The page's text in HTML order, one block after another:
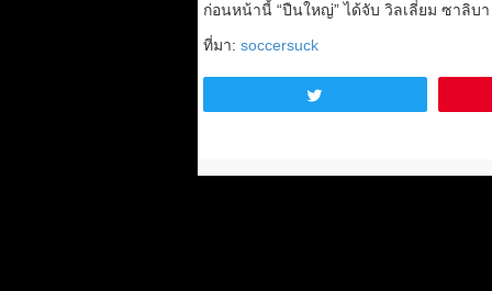
ก่อนหน้านี้ “ปืนใหญ่” ได้จับ วิลเลี่ยม ซาลิบ
ที่มา: soccersuck